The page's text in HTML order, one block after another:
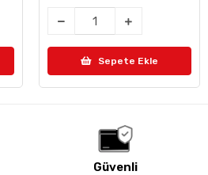
Sepete Ekle
Güvenli